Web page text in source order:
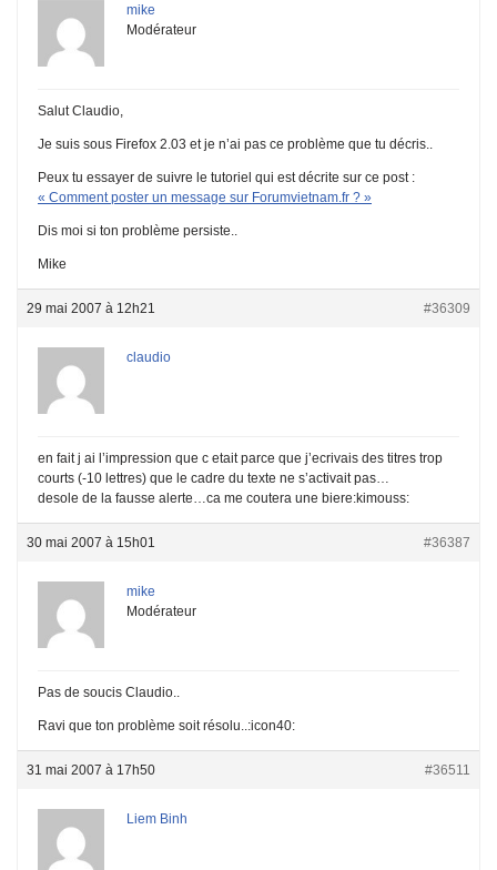
mike
Modérateur
Salut Claudio,
Je suis sous Firefox 2.03 et je n’ai pas ce problème que tu décris..
Peux tu essayer de suivre le tutoriel qui est décrite sur ce post :
« Comment poster un message sur Forumvietnam.fr ? »
Dis moi si ton problème persiste..
Mike
29 mai 2007 à 12h21 #36309
claudio
en fait j ai l’impression que c etait parce que j’ecrivais des titres trop
courts (-10 lettres) que le cadre du texte ne s’activait pas…
desole de la fausse alerte…ca me coutera une biere:kimouss:
30 mai 2007 à 15h01 #36387
mike
Modérateur
Pas de soucis Claudio..
Ravi que ton problème soit résolu..:icon40:
31 mai 2007 à 17h50 #36511
Liem Binh